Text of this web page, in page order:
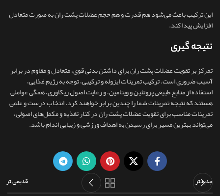
این ترکیب باعث می‌شود هم قدرت و هم حجم عضلات پشت ران به‌ صورت متعادل
افزایش پیدا کند.
نتیجه گیری
تمرکز بر تقویت عضلات پشت ران برای داشتن بدنی قوی، متعادل و مقاوم در برابر
آسیب ضروری است. ترکیب تمرینات ایزوله و ترکیبی، توجه به رژیم غذایی،
استفاده از منابع طبیعی پروتئین و ویتامین، و رعایت اصول ریکاوری، همگی عواملی
هستند که نتیجه تمرینات شما را چندین برابر خواهند کرد. انتخاب درست و علمی
تمرینات مناسب برای تقویت عضلات پشت ران در کنار تغذیه و مکمل‌های اصولی،
می‌تواند بهترین مسیر برای رسیدن به اهداف ورزشی و زیبایی اندام باشد.
جدیدتر قدیمی تر